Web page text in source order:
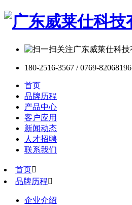
180-2516-3567 / 0769-82068196
首页
品牌历程
产品中心
客户应用
新闻动态
人才招聘
联系我们
首页
品牌历程
企业介绍